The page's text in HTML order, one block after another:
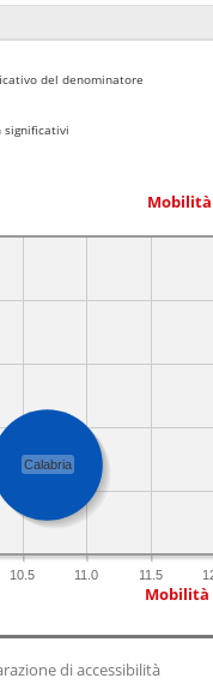
del denominatore
significativi
10.5 11.0 11.5
Calabria
Mobilità
di accessibilità